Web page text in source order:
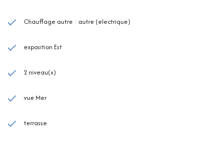
Chauffage autre : autre (electrique)
exposition Est
2 niveau(x)
vue Mer
terrasse